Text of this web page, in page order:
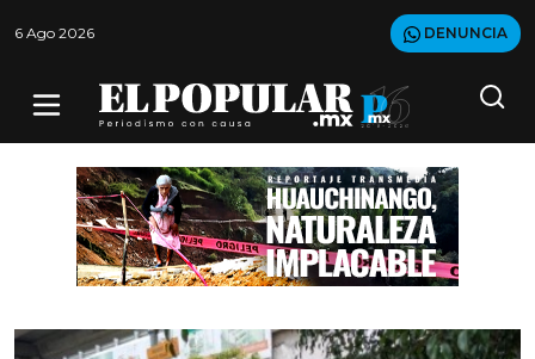
6 Ago 2026 DENUNCIA